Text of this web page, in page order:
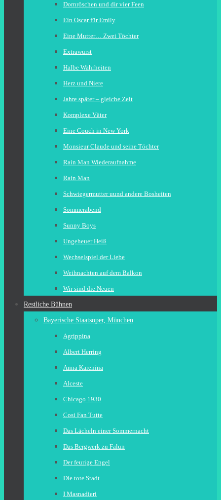
Dornröschen und dir vier Feen
Ein Oscar für Emily
Eine Mutter… Zwei Töchter
Extrawurst
Halbe Wahrheiten
Herz und Niere
Jahre später – gleiche Zeit
Komplexe Väter
Eine Couch in New York
Monsieur Claude und seine Töchter
Rain Man Wiederaufnahme
Rain Man
Schwiegermutter uund andere Bosheiten
Sommerabend
Sunny Boys
Ungeheuer Heiß
Wechselspiel der Liebe
Weihnachten auf dem Balkon
Wir sind die Neuen
Restliche Bühnen
Bayerische Staatsoper, München
Agrippina
Albert Herring
Anna Karenina
Alceste
Chicago 1930
Cosi Fan Tutte
Das Lächeln einer Sommernacht
Das Bergwerk zu Falun
Der feurige Engel
Die tote Stadt
I Masnadieri